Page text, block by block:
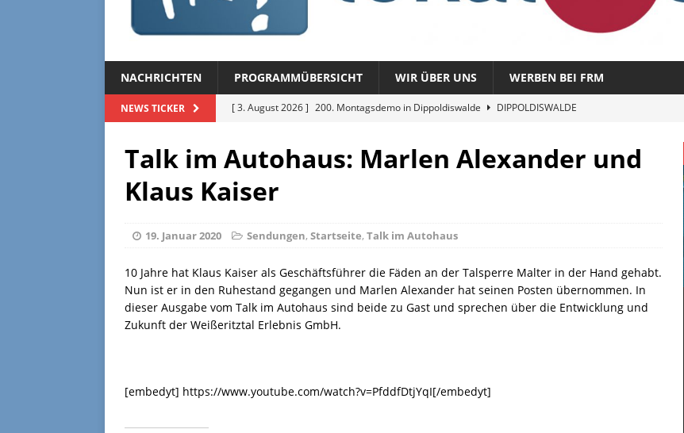
NACHRICHTEN PROGRAMMÜBERSICHT WIR ÜBER UNS WERBEN BEI FRM
NEWS TICKER [ 3. August 2026 ] 200. Montagsdemo in Dippoldiswalde
DIPPOLDISWALDE
[ 27. Juli 2026 ] Regionalmagazin 1325 – vom 27. Juli 2026
REGIONALMAGAZIN
[ 27. Juli 2026 ]
Talk im Autohaus: Marlen Alexander und
Klaus Kaiser
19. Januar 2020 Sendungen, Startseite, Talk im Autohaus
10 Jahre hat Klaus Kaiser als Geschäftsführer die Fäden an der Talsperre Malter in der Hand gehabt.
Nun ist er in den Ruhestand gegangen und Marlen Alexander hat seinen Posten übernommen. In
dieser Ausgabe vom Talk im Autohaus sind beide zu Gast und sprechen über die Entwicklung und
Zukunft der Weißeritztal Erlebnis GmbH.
[embedyt] https://www.youtube.com/watch?v=PfddfDtjYqI[/embedyt]